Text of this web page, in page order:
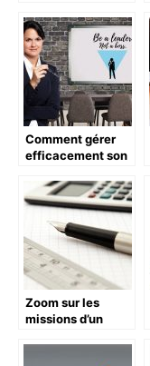
Comment gérer
efficacement son
Zoom sur les
missions d’un